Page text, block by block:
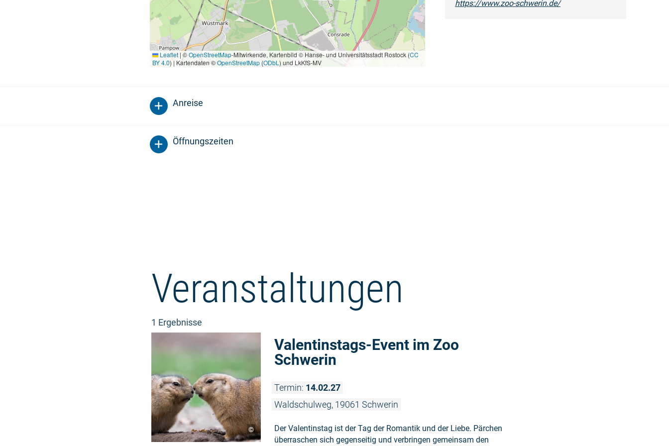
Leaflet|©OpenStreetMap-Mitwirkende, Kartenbild © Hanse- und Universitätsstadt Rostock (CC
BY 4.0) | Kartendaten ©OpenStreetMap(ODbL ) und LkKfS-MV
https://www.zoo-schwerin.de/
Anreise
Öffnungszeiten
Veranstaltungen
1 Ergebnisse
©
Valentinstags-Event im Zoo
Schwerin
Termin: 14.02.27
Waldschulweg, 19061 Schwerin
Der Valentinstag ist der Tag der Romantik und der Liebe. Pärchen
überraschen sich gegenseitig und verbringen gemeinsam den